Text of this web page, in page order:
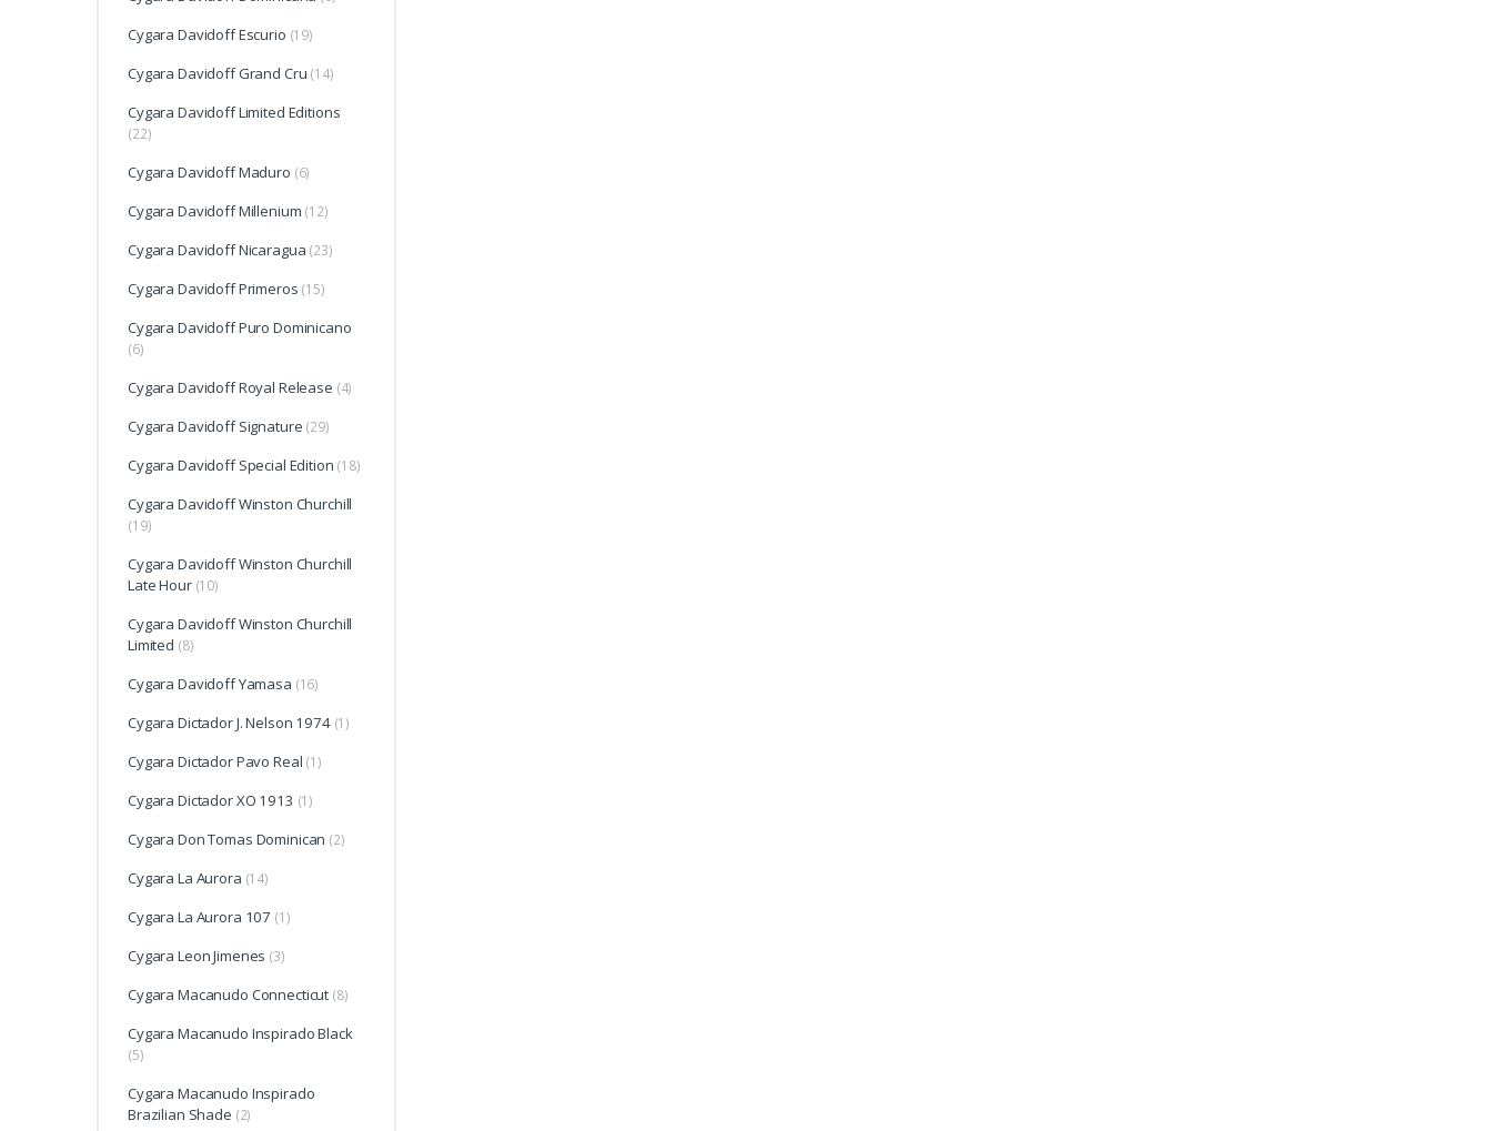
Cygara Davidoff Escurio (19)
Cygara Davidoff Grand Cru (14)
Cygara Davidoff Limited Editions
(22)
Cygara Davidoff Maduro (6)
Cygara Davidoff Millenium (12)
Cygara Davidoff Nicaragua (23)
Cygara Davidoff Primeros (15)
Cygara Davidoff Puro Dominicano
(6)
Cygara Davidoff Royal Release (4)
Cygara Davidoff Signature (29)
Cygara Davidoff Special Edition (18)
Cygara Davidoff Winston Churchill
(19)
Cygara Davidoff Winston Churchill
Late Hour (10)
Cygara Davidoff Winston Churchill
Limited (8)
Cygara Davidoff Yamasa (16)
Cygara Dictador J. Nelson 1974 (1)
Cygara Dictador Pavo Real (1)
Cygara Dictador XO 1913 (1)
Cygara Don Tomas Dominican (2)
Cygara La Aurora (14)
Cygara La Aurora 107 (1)
Cygara Leon Jimenes (3)
Cygara Macanudo Connecticut (8)
Cygara Macanudo Inspirado Black
(5)
Cygara Macanudo Inspirado
Brazilian Shade (2)